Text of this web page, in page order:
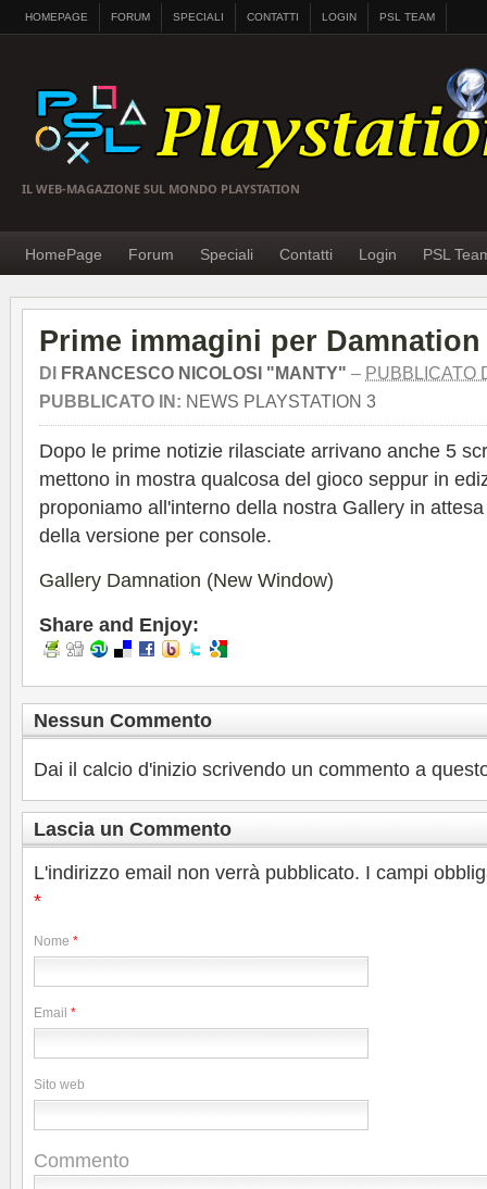
HOMEPAGE FORUM SPECIALI CONTATTI LOGIN PSL TEAM
IL WEB-MAGAZIONE SUL MONDO PLAYSTATION
HomePage Forum Speciali Contatti Login PSL
Prime immagini per Damnation
DI FRANCESCO NICOLOSI "MANTY" – PUBBLICATO
PUBBLICATO IN: NEWS PLAYSTATION 3
Dopo le prime notizie rilasciate arrivano anche 5
mettono in mostra qualcosa del gioco seppur in
proponiamo all'interno della nostra Gallery in
della versione per console.
Gallery Damnation (New Window)
Share and Enjoy:
Nessun Commento
Dai il calcio d'inizio scrivendo un commento a
Lascia un Commento
L'indirizzo email non verrà pubblicato. I campi
*
Nome *
Email *
Sito web
Commento